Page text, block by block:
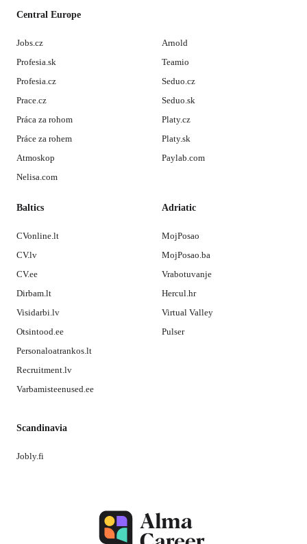
Central Europe
Jobs.cz
Profesia.sk
Profesia.cz
Prace.cz
Práca za rohom
Práce za rohem
Atmoskop
Nelisa.com
Arnold
Teamio
Seduo.cz
Seduo.sk
Platy.cz
Platy.sk
Paylab.com
Baltics
CVonline.lt
CV.lv
CV.ee
Dirbam.lt
Visidarbi.lv
Otsintood.ee
Personaloatrankos.lt
Recruitment.lv
Varbamisteenused.ee
Adriatic
MojPosao
MojPosao.ba
Vrabotuvanje
Hercul.hr
Virtual Valley
Pulser
Scandinavia
Jobly.fi